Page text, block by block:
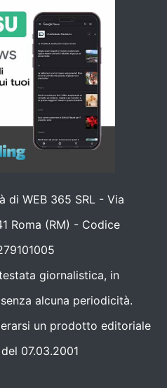
di WEB 365 SRL - Via
Roma (RM) - Codice
giornalistica, in
alcuna periodicità.
un prodotto editoriale
07.03.2001